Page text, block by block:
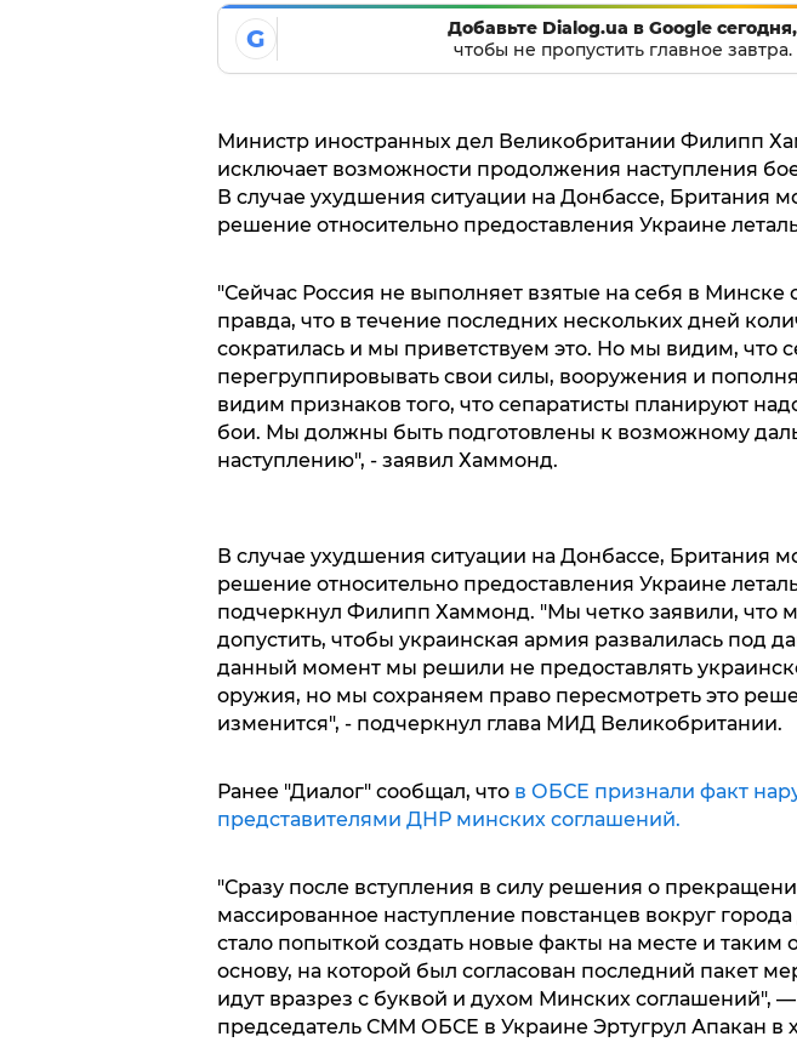
G
Добавьте Dialog.ua в Google сегодня,
чтобы не пропустить главное завтра.
Министр иностранных дел Великобритании Филипп
исключает возможности продолжения наступления
В случае ухудшения ситуации на Донбассе, Британия
решение относительно предоставления Украине
"Сейчас Россия не выполняет взятые на себя в Минске
правда, что в течение последних нескольких дней
сократилась и мы приветствуем это. Но мы видим, что
перегруппировывать свои силы, вооружения и
видим признаков того, что сепаратисты планируют
бои. Мы должны быть подготовлены к возможному
наступлению", - заявил Хаммонд.
В случае ухудшения ситуации на Донбассе, Британия
решение относительно предоставления Украине
подчеркнул Филипп Хаммонд. "Мы четко заявили, что
допустить, чтобы украинская армия развалилась под
данный момент мы решили не предоставлять
оружия, но мы сохраняем право пересмотреть это
изменится", - подчеркнул глава МИД Великобритании.
Ранее "Диалог" сообщал, что в ОБСЕ признали факт
представителями ДНР минских соглашений.
"Сразу после вступления в силу решения о
массированное наступление повстанцев вокруг
стало попыткой создать новые факты на месте и таким
основу, на которой был согласован последний пакет
идут вразрез с буквой и духом Минских соглашений", —
председатель СММ ОБСЕ в Украине Эртугрул Апакан в